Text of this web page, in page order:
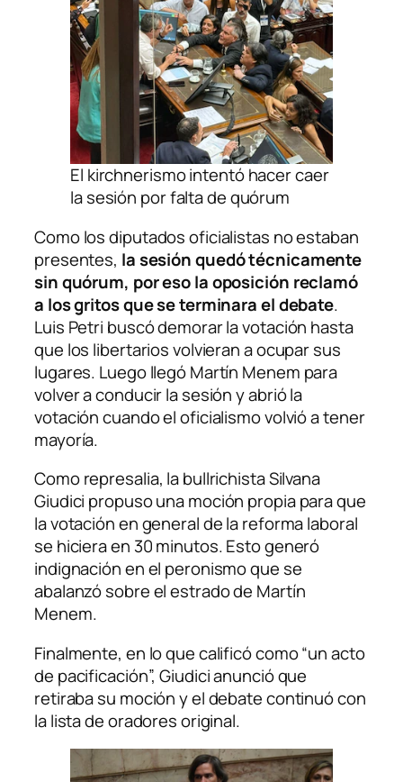
El kirchnerismo intentó hacer caer
la sesión por falta de quórum
Como los diputados oficialistas no estaban
presentes, la sesión quedó técnicamente
sin quórum, por eso la oposición reclamó
a los gritos que se terminara el debate.
Luis Petri buscó demorar la votación hasta
que los libertarios volvieran a ocupar sus
lugares. Luego llegó Martín Menem para
volver a conducir la sesión y abrió la
votación cuando el oficialismo volvió a tener
mayoría.
Como represalia, la bullrichista Silvana
Giudici propuso una moción propia para que
la votación en general de la reforma laboral
se hiciera en 30 minutos. Esto generó
indignación en el peronismo que se
abalanzó sobre el estrado de Martín
Menem.
Finalmente, en lo que calificó como “un acto
de pacificación”, Giudici anunció que
retiraba su moción y el debate continuó con
la lista de oradores original.